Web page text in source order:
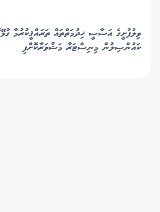
ވިލުފުށީގެ އަސާސީ ޚިދުމަތްތައް ތަރައްޤީކުރުމާ
ކައުންސިލުން މިނިސްޓަރާ މަޝްވަރާކޮށްފި